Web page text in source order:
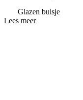
Glazen buisje
Lees meer